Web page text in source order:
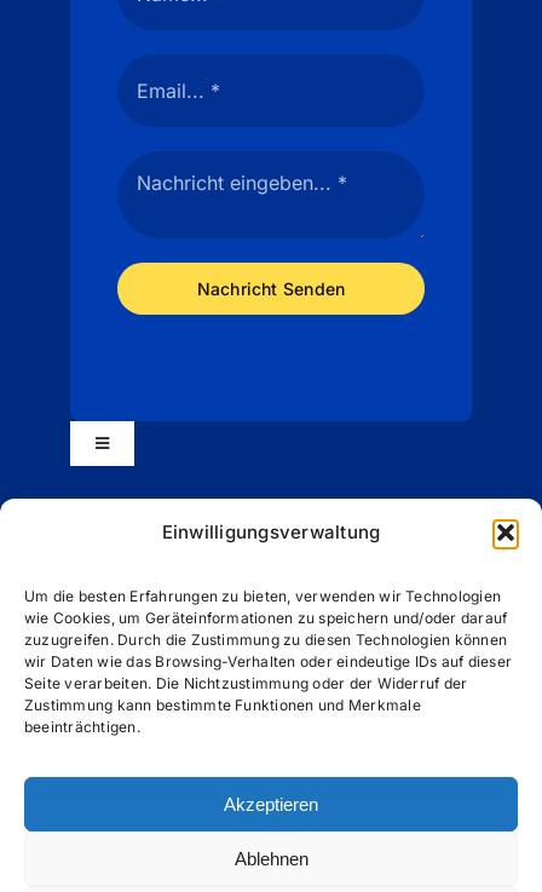
Einwilligungsverwaltung
Um die besten Erfahrungen zu bieten, verwenden wir Technologien
wie Cookies, um Geräteinformationen zu speichern und/oder darauf
zuzugreifen. Durch die Zustimmung zu diesen Technologien können
wir Daten wie das Browsing-Verhalten oder eindeutige IDs auf dieser
Seite verarbeiten. Die Nichtzustimmung oder der Widerruf der
Zustimmung kann bestimmte Funktionen und Merkmale
beeinträchtigen.
Akzeptieren
Ablehnen
Nachricht Senden
Toggle
Navigation
Impressum
Cookie-Richtlinie (EU)